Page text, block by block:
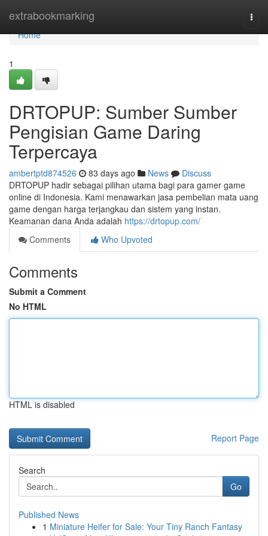
extrabookmarking
Home
Home
1
DRTOPUP: Sumber Sumber
Pengisian Game Daring
Terpercaya
ambertptd874526 83 days ago News
Discuss
DRTOPUP hadir sebagai pilihan utama bagi para gamer game
online di Indonesia. Kami menawarkan jasa pembelian mata uang
game dengan harga terjangkau dan sistem yang instan.
Keamanan dana Anda adalah https://drtopup.com/
Comments
Who Upvoted
Comments
Submit a Comment
No HTML
HTML is disabled
Report Page
Search
Go
Published News
1 Miniature Heifer for Sale: Your Tiny Ranch Fantasy